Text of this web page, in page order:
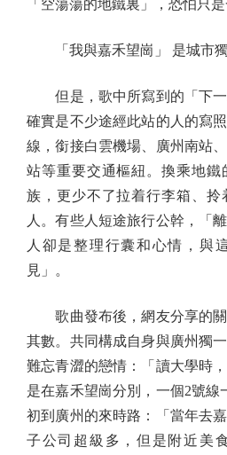
「空蕩蕩的地鐵裏」，恐怕只
「我與嘉禾望崗」 是城市
但是，歌中所寫到的「下一
確實是不少途經此站的人的寫
線，銜接白雲機場、廣州南站
站等重要交通樞紐。換乘地鐵
族，更少不了拉着行李箱、拎
人。有些人短途旅行公幹，「
人卻是整理行囊和心情，與
見」。
歌曲發布後，網友分享的關
其數。共同構成自身與廣州獨
難忘青澀的戀情：「讀大學時
是在嘉禾望崗分別，一個2號線
初到廣州的來時路：「當年去
子公司超級多，但是附近美